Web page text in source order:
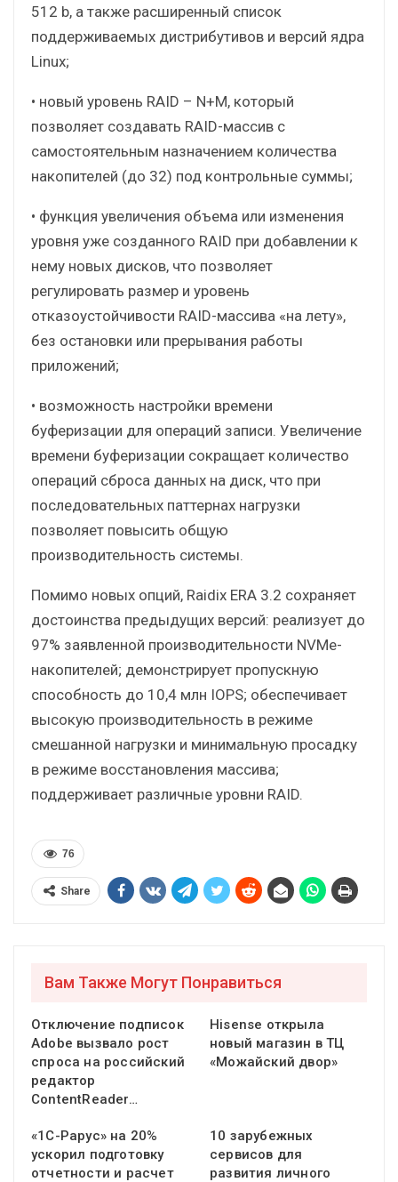
512 b, а также расширенный список
поддерживаемых дистрибутивов и версий ядра
Linux;
• новый уровень RAID – N+M, который
позволяет создавать RAID-массив с
самостоятельным назначением количества
накопителей (до 32) под контрольные суммы;
• функция увеличения объема или изменения
уровня уже созданного RAID при добавлении к
нему новых дисков, что позволяет
регулировать размер и уровень
отказоустойчивости RAID-массива «на лету»,
без остановки или прерывания работы
приложений;
• возможность настройки времени
буферизации для операций записи. Увеличение
времени буферизации сокращает количество
операций сброса данных на диск, что при
последовательных паттернах нагрузки
позволяет повысить общую
производительность системы.
Помимо новых опций, Raidix ERA 3.2 сохраняет
достоинства предыдущих версий: реализует до
97% заявленной производительности NVMe-
накопителей; демонстрирует пропускную
способность до 10,4 млн IOPS; обеспечивает
высокую производительность в режиме
смешанной нагрузки и минимальную просадку
в режиме восстановления массива;
поддерживает различные уровни RAID.
76
Share
Вам Также Могут Понравиться
Отключение подписок
Adobe вызвало рост
спроса на российский
редактор
ContentReader…
Hisense открыла
новый магазин в ТЦ
«Можайский двор»
«1С-Рарус» на 20%
ускорил подготовку
отчетности и расчет
10 зарубежных
сервисов для
развития личного